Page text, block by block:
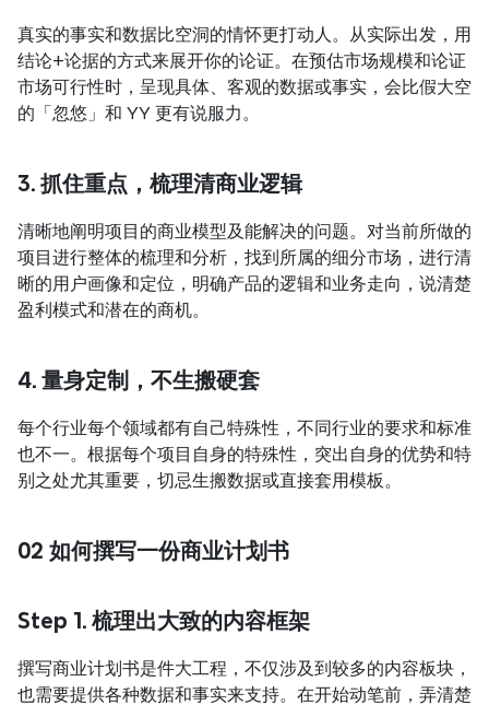
真实的事实和数据比空洞的情怀更打动人。从实际出发，用
结论+论据的方式来展开你的论证。在预估市场规模和论证
市场可行性时，呈现具体、客观的数据或事实，会比假大空
的「忽悠」和 YY 更有说服力。
3. 抓住重点，梳理清商业逻辑
清晰地阐明项目的商业模型及能解决的问题。对当前所做的
项目进行整体的梳理和分析，找到所属的细分市场，进行清
晰的用户画像和定位，明确产品的逻辑和业务走向，说清楚
盈利模式和潜在的商机。
4. 量身定制，不生搬硬套
每个行业每个领域都有自己特殊性，不同行业的要求和标准
也不一。根据每个项目自身的特殊性，突出自身的优势和特
别之处尤其重要，切忌生搬数据或直接套用模板。
02 如何撰写一份商业计划书
Step 1. 梳理出大致的内容框架
撰写商业计划书是件大工程，不仅涉及到较多的内容板块，
也需要提供各种数据和事实来支持。在开始动笔前，弄清楚